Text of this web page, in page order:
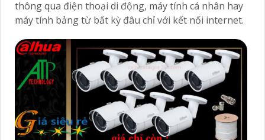
thông qua điện thoại di động, máy tính cá nhân hay
máy tính bảng từ bất kỳ đâu chỉ với kết nối internet.